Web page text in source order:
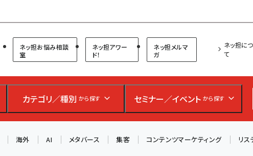
ップ担当者フォーラム
ネッ担お悩み相談
室
ネッ担アワー
ド！
ネッ担メルマ
ガ
ネッ担に
て
カテゴリ／種別 から探す セミナー／イベント から探す
海外 AI メタバース 集客 コンテンツマーケティング リス
AIが買い物を代行する時代に打つべき「次の一手」とは？
アルペン、オイシックス、元UA責任者が登壇のリアルECセ
ミナー（8/26＠東京）【交流会も実施】